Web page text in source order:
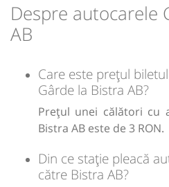
3lei
Despre autocarele
AB
Care este prețul
Gârde la Bistra AB?
Prețul unei călători cu
Bistra AB este de 3 RON.
Din ce stație pleacă
către Bistra AB?